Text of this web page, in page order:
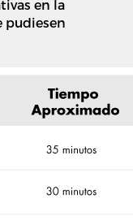
en la
pudiesen